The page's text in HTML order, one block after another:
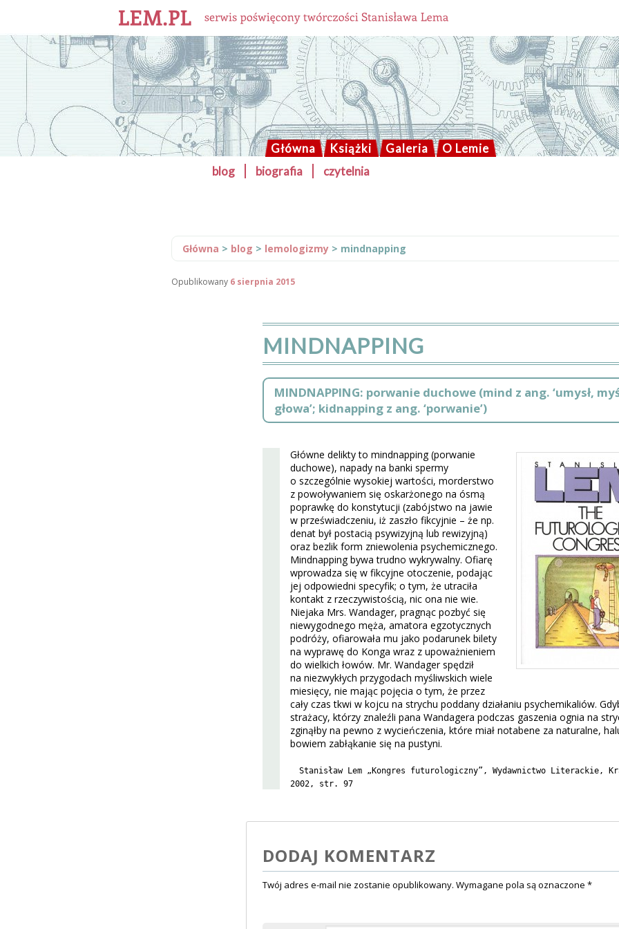
Solaris blog
Główna Książki Galeria O Lemie
Przeskocz
blog biografia czytelnia
Główna > blog > lemologizmy > mindnapping
MINDNAPPING
Opublikowany 6 sierpnia 2015
MINDNAPPING: porwanie duchowe (mind z ang. ‘umysł,
głowa’; kidnapping z ang. ‘porwanie’)
Główne delikty to mindnapping (porwanie
duchowe), napady na banki spermy
o szczególnie wysokiej wartości, morderstwo
z powoływaniem się oskarżonego na ósmą
poprawkę do konstytucji (zabójstwo na jawie
w przeświadczeniu, iż zaszło fikcyjnie – że np.
denat był postacią psywizyjną lub rewizyjną)
oraz bezlik form zniewolenia psychemicznego.
Mindnapping bywa trudno wykrywalny. Ofiarę
wprowadza się w fikcyjne otoczenie, podając
jej odpowiedni specyfik; o tym, że utraciła
kontakt z rzeczywistością, nic ona nie wie.
Niejaka Mrs. Wandager, pragnąc pozbyć się
niewygodnego męża, amatora egzotycznych
podróży, ofiarowała mu jako podarunek bilety
na wyprawę do Konga wraz z upoważnieniem
do wielkich łowów. Mr. Wandager spędził
na niezwykłych przygodach myśliwskich wiele
miesięcy, nie mając pojęcia o tym, że przez
cały czas tkwi w kojcu na strychu poddany działaniu psychemikaliów.
strażacy, którzy znaleźli pana Wandagera podczas gaszenia ognia na
zginąłby na pewno z wycieńczenia, które miał notabene za naturalne,
bowiem zabłąkanie się na pustyni.
Stanisław Lem „Kongres futurologiczny”, Wydawnictwo Literackie,
2002, str. 97
DODAJ KOMENTARZ
Twój adres e-mail nie zostanie opublikowany. Wymagane pola są oznaczone *